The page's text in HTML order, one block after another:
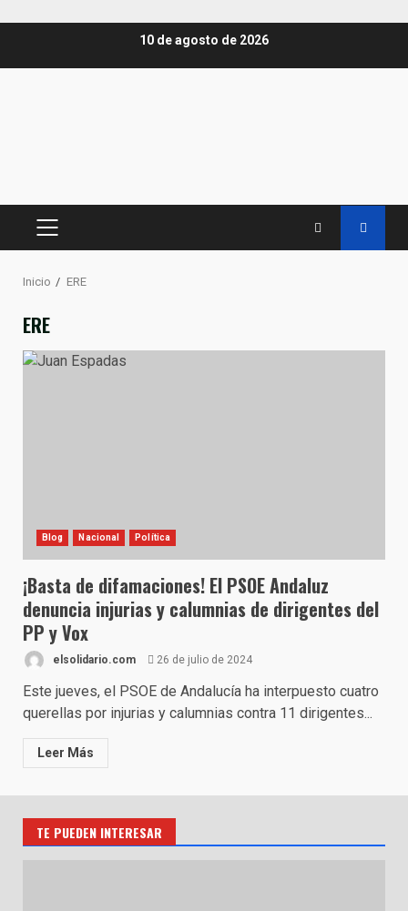
10 de agosto de 2026
MENÚ
Inicio ERE
ERE
Blog Nacional Política
¡Basta de difamaciones! El PSOE Andaluz
denuncia injurias y calumnias de dirigentes del
PP y Vox
elsolidario.com 26 de julio de 2024
Este jueves, el PSOE de Andalucía ha interpuesto cuatro
querellas por injurias y calumnias contra 11 dirigentes...
Leer Más
TE PUEDEN INTERESAR